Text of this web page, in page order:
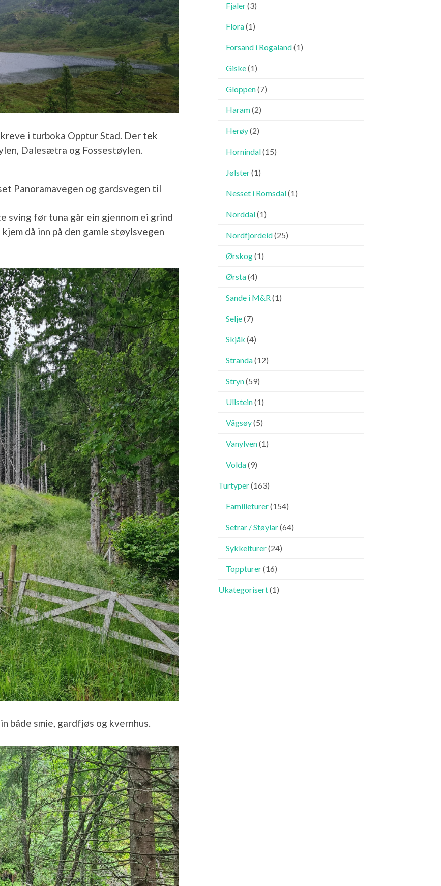
i turboka Opptur Stad. Der tek
Dalesætra og Fossestøylen.
Panoramavegen og gardsvegen til
sving før tuna går ein gjennom ei grind
då inn på den gamle støylsvegen
både smie, gardfjøs og kvernhus.
Fjaler(3)
Flora(1)
Forsand i Rogaland(1)
Giske(1)
Gloppen(7)
Haram(2)
Herøy(2)
Hornindal(15)
Jølster(1)
Nesset i Romsdal(1)
Norddal(1)
Nordfjordeid(25)
Ørskog(1)
Ørsta(4)
Sande i M&R(1)
Selje(7)
Skjåk (4)
Stranda(12)
Stryn(59)
Ullstein(1)
Vågsøy(5)
Vanylven(1)
Volda(9)
Turtyper(163)
Familieturer(154)
Setrar / Støylar(64)
Sykkelturer(24)
Toppturer(16)
Ukategorisert(1)